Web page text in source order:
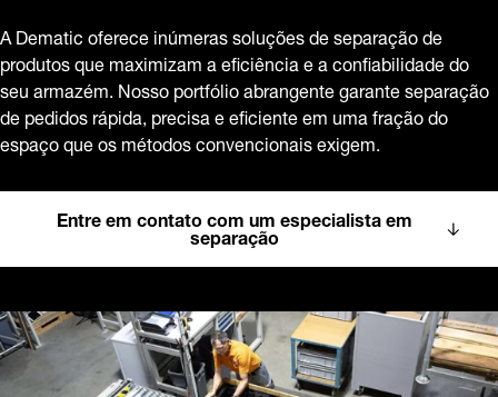
A Dematic oferece inúmeras soluções de separação de
produtos que maximizam a eficiência e a confiabilidade do
seu armazém. Nosso portfólio abrangente garante separação
de pedidos rápida, precisa e eficiente em uma fração do
espaço que os métodos convencionais exigem.
Entre em contato com um especialista em
separação